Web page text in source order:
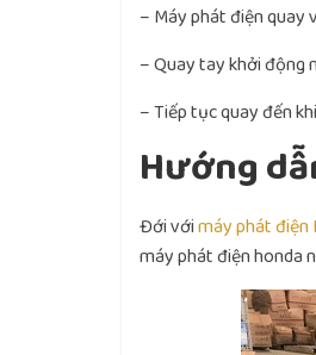
– Máy phát điện
– Quay tay khởi động
– Tiếp tục quay đến
Hướng
Đới vớimáy phát điện
máy phát điện honda